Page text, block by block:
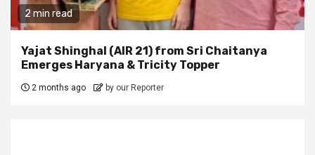
2 min read
Yajat Shinghal (AIR 21) from Sri Chaitanya
Emerges Haryana & Tricity Topper
2 months ago by our Reporter